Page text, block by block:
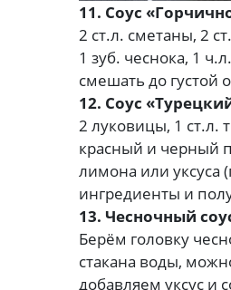
11. Соус
2 ст.л. сметаны, 2
1 зуб. чеснока, 1
смешать до густой
12. Соус
2 луковицы, 1 ст.л.
красный и черный
лимона или уксуса
ингредиенты и
13. Чесночный
Берём головку
стакана воды,
добавляем уксус и